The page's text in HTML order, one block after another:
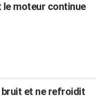
le moteur continue
et ne refroidit